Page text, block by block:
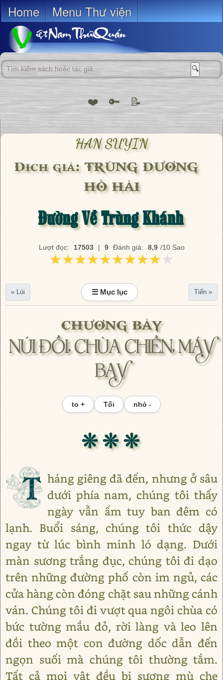
Home Menu Thư viện
🔍
❤️ 🔑 📝
HAN SUYIN
Dịch giả: TRÙNG DƯƠNG &
HỒ HẢI
Đường Về Trùng Khánh
Lượt đọc: 17503 | 9 Đánh giá: 8,9 /10 Sao
★★★★★★★★★★
★★★★★★★★★★
« Lùi ☰ Mục lục Tiến »
CHƯƠNG BẢY
NÚI ĐỒI, CHÙA CHIỀN, MÁY
BAY
to + Tối nhỏ -
❊ ❊ ❊
T háng giêng đã đến, nhưng ở sâu
dưới phía nam, chúng tôi thấy
ngày vẫn ấm tuy ban đêm có
lạnh. Buổi sáng, chúng tôi thức dậy
ngay từ lúc bình minh ló dạng. Dưới
màn sương trắng đục, chúng tôi đi dạo
trên những đường phố còn im ngủ, các
cửa hàng còn đóng chặt sau những cánh
ván. Chúng tôi đi vượt qua ngôi chùa có
bức tường mầu đỏ, rời làng và leo lên
đồi theo một con đường dốc dẫn đến
ngọn suối mà chúng tôi thường tắm.
Tất cả mọi vật đều bị sương mù che